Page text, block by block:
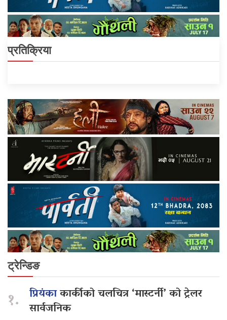
प्रतिक्रिया
ट्रेन्डिङ
१. प्रियंकाकार्कीको चलचित्र ‘मास्टर्नी’ को ट्रेलर
सार्वजनिक